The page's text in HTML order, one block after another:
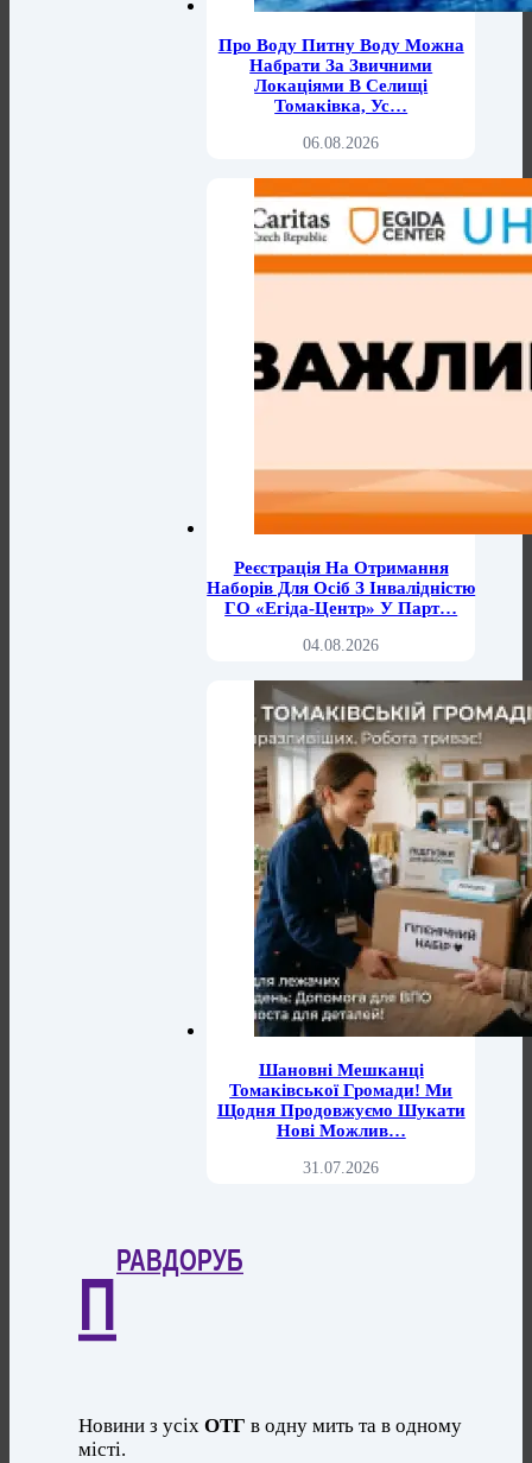
Про Воду Питну Воду Можна
Набрати За Звичними
Локаціями В Селищі
Томаківка, Ус…
06.08.2026
Реєстрація На Отримання
Наборів Для Осіб З Інвалідністю
ГО «Егіда-Центр» У Парт…
04.08.2026
Шановні Мешканці
Томаківської Громади! Ми
Щодня Продовжуємо Шукати
Нові Можлив…
31.07.2026
П
РАВДОРУБ
Новини з усіхОТГ в одну мить та в одному
місті.